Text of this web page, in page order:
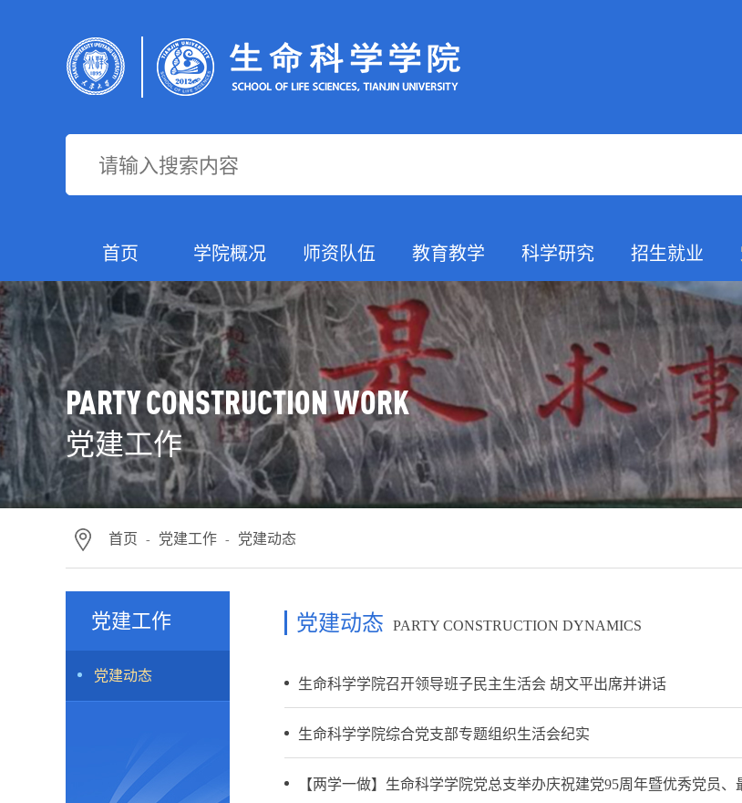
首页 学院概况 师资队伍 教育教学 科学研究 招生就业
PARTY CONSTRUCTION WORK
党建工作
首页 - 党建工作 - 党建动态
党建动态 PARTY CONSTRUCTION DYNAMICS
生命科学学院召开领导班子民主生活会 胡文平出席并讲话
生命科学学院综合党支部专题组织生活会纪实
【两学一做】生命科学学院党总支举办庆祝建党95周年暨优秀党员
党建工作
党建动态